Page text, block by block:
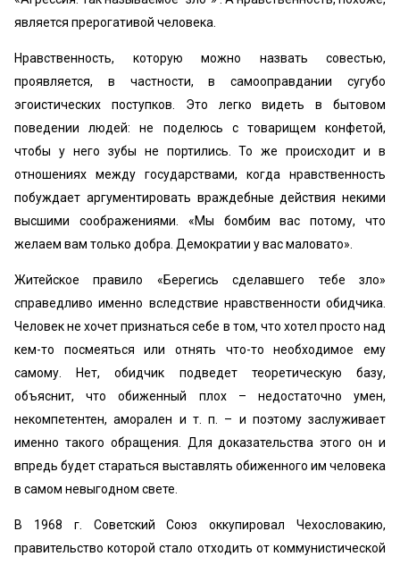
является прерогативой человека.
Нравственность, которую можно назвать совестью,
проявляется, в частности, в самооправдании сугубо
эгоистических поступков. Это легко видеть в бытовом
поведении людей: не поделюсь с товарищем конфетой,
чтобы у него зубы не портились. То же происходит и в
отношениях между государствами, когда нравственность
побуждает аргументировать враждебные действия некими
высшими соображениями. «Мы бомбим вас потому, что
желаем вам только добра. Демократии у вас маловато».
Житейское правило «Берегись сделавшего тебе зло»
справедливо именно вследствие нравственности обидчика.
Человек не хочет признаться себе в том, что хотел просто над
кем-то посмеяться или отнять что-то необходимое ему
самому. Нет, обидчик подведет теоретическую базу,
объяснит, что обиженный плох – недостаточно умен,
некомпетентен, аморален и т. п. – и поэтому заслуживает
именно такого обращения. Для доказательства этого он и
впредь будет стараться выставлять обиженного им человека
в самом невыгодном свете.
В 1968 г. Советский Союз оккупировал Чехословакию,
правительство которой стало отходить от коммунистической